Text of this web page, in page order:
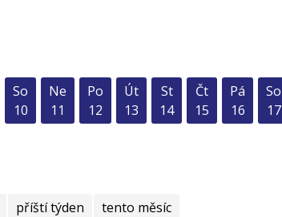
So
10
Ne
11
Po
12
Út
13
St
14
Čt
15
Pá
16
So
17
příští týden
tento měsíc